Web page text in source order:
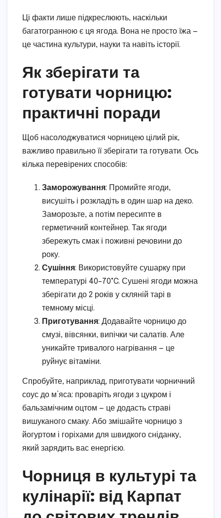
Ці факти лише підкреслюють, наскільки
багатогранною є ця ягода. Вона не просто їжа —
це частина культури, науки та навіть історії.
Як зберігати та
готувати чорницю:
практичні поради
Щоб насолоджуватися чорницею цілий рік,
важливо правильно її зберігати та готувати. Ось
кілька перевірених способів:
Заморожування: Промийте ягоди,
висушіть і розкладіть в один шар на деко.
Заморозьте, а потім пересипте в
герметичний контейнер. Так ягоди
збережуть смак і поживні речовини до
року.
Сушіння: Використовуйте сушарку при
температурі 40–70°C. Сушені ягоди можна
зберігати до 2 років у скляній тарі в
темному місці.
Приготування: Додавайте чорницю до
смузі, вівсянки, випічки чи салатів. Але
уникайте тривалого нагрівання — це
руйнує вітаміни.
Спробуйте, наприклад, приготувати чорничний
соус до м’яса: проваріть ягоди з цукром і
бальзамічним оцтом — це додасть страві
вишуканого смаку. Або змішайте чорницю з
йогуртом і горіхами для швидкого сніданку,
який зарядить вас енергією.
Чорниця в культурі та
кулінарії: від Карпат